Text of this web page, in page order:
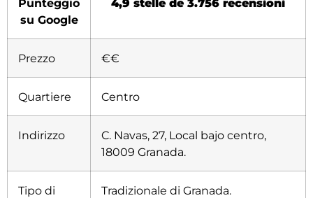
su Google
Prezzo €€
Quartiere Centro
Indirizzo
C. Navas, 27, Local bajo centro,
18009 Granada.
Tipo di
Tradizionale di Granada.